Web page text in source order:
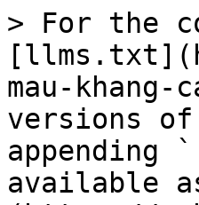
> For the
mau-
versions of
appending
available